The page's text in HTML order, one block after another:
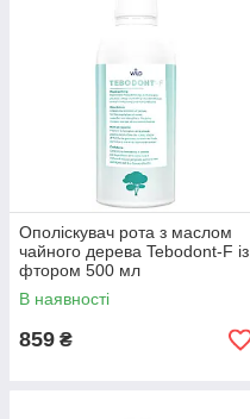
Ополіскувач рота з маслом
чайного дерева Tebodont-F із
фтором 500 мл
В наявності
859 ₴